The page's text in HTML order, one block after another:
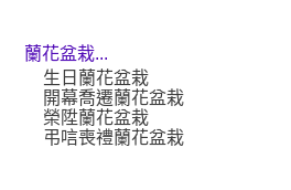
蘭花盆栽...
生日蘭花盆栽
開幕喬遷蘭花盆栽
榮陞蘭花盆栽
弔唁喪禮蘭花盆栽